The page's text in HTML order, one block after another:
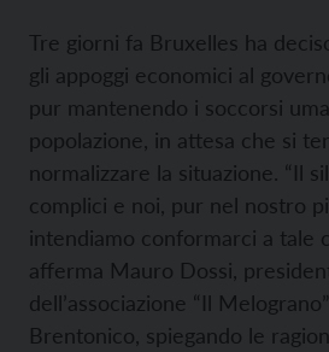
Tre giorni fa Bruxelles ha
gli appoggi economici al
pur mantenendo i soccorsi
popolazione, in attesa che si
normalizzare la situazione. “Il
complici e noi, pur nel nostro
intendiamo conformarci a tale
afferma Mauro Dossi,
dell’associazione “Il
Brentonico, spiegando le